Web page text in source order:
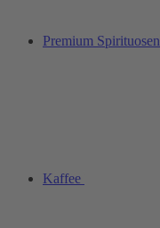
Premium Spirituosen
Kaffee